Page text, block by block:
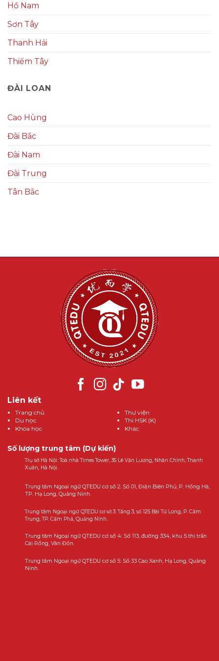
Hồ Nam
Sơn Tây
Thanh Hải
Thiểm Tây
ĐÀI LOAN
Cao Hùng
Đài Bắc
Đài Nam
Đài Trung
Tân Bắc
Liên kết
Trang chủ
Du học
Khóa học
Thư viện
Thi HSK (K)
Khác
Số lượng trung tâm (Dự kiến)
Trụ sở Hà Nội: Toà nhà Times Tower, 35 Lê Văn Lương, Nhân Chính, Thanh
Xuân, Hà Nội.
Trung tâm Ngoại ngữ QTEDU cơ sở 2: Số 01, Điện Biên Phủ, P. Hồng Hà,
TP. Hạ Long, Quảng Ninh.
Trung tâm Ngoại ngữ QTEDU cơ sở 3: Tầng 3, số 125 Bái Tử Long, P. Cẩm
Trung, TP. Cẩm Phả, Quảng Ninh.
Trung tâm Ngoại ngữ QTEDU cơ sở 4: Số 113, đường 334, khu 5 thị trấn
Cái Rồng, Vân Đồn.
Trung tâm Ngoại ngữ QTEDU cơ sở 5: Số 33 Cao Xanh, Hạ Long, Quảng
Ninh.